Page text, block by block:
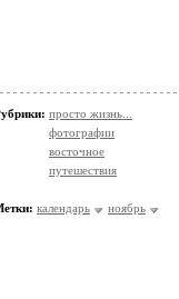
просто жизнь...
фотографии
восточное
путешествия
календарь ноябрь